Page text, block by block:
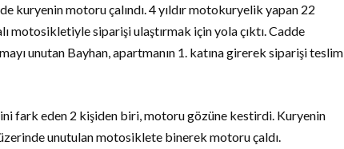
kuryenin motoru çalındı. 4 yıldır motokuryelik yapan 22
motosikletiyle siparişi ulaştırmak için yola çıktı. Cadde
unutan Bayhan, apartmanın 1. katına girerek siparişi teslim
fark eden 2 kişiden biri, motoru gözüne kestirdi. Kuryenin
unutulan motosiklete binerek motoru çaldı.